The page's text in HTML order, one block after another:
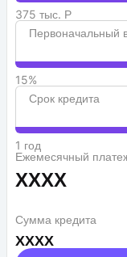
375 тыс. Р
Первоначальный
15%
Срок кредита
1 год
Ежемесячный
XXXX
Сумма кредита
XXXX